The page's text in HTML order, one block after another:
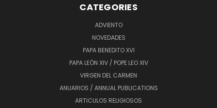
CATEGORIES
ADVIENTO
NOVEDADES
PAPA BENEDITO XVI
PAPA LEÓN XIV / POPE LEO XIV
VIRGEN DEL CARMEN
ANUARIOS / ANNUAL PUBLICATIONS
ARTICULOS RELIGIOSOS